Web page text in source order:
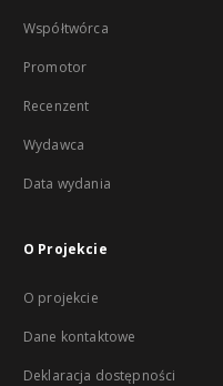
Współtwórca
Promotor
Recenzent
Wydawca
Data wydania
O Projekcie
O projekcie
Dane kontaktowe
Deklaracja dostępności